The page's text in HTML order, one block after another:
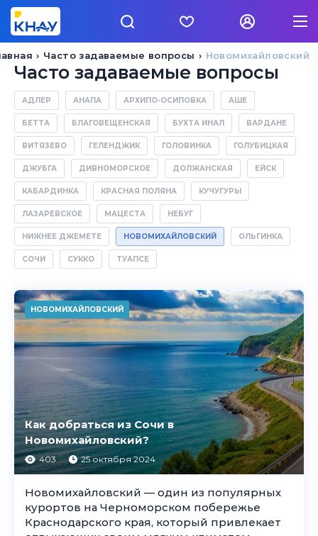
Новомихайловский
Часто задаваемые вопросы
Часто задаваемые вопросы
АДЛЕР АНАПА АРХИПО-ОСИПОВКА АШЕ
БЕТТА БЛАГОВЕЩЕНСКАЯ БУХТА ИНАЛ ВАРДАНЕ
ВИТЯЗЕВО ГЕЛЕНДЖИК ГОЛОВИНКА ГОЛУБИЦКАЯ
ДЖУБГА ДИВНОМОРСКОЕ ДОЛЖАНСКАЯ ЕЙСК
КАБАРДИНКА КРАСНАЯ ПОЛЯНА КУЧУГУРЫ
ЛАЗАРЕВСКОЕ МАЦЕСТА НЕБУГ
НИЖНЕЕ ДЖЕМЕТЕ НОВОМИХАЙЛОВСКИЙ ОЛЬГИНКА
СОЧИ СУККО ТУАПСЕ
НОВОМИХАЙЛОВСКИЙ
Как добраться из Сочи в
Новомихайловский?
403 25 октября 2024
Новомихайловский — один из популярных
курортов на Черноморском побережье
Краснодарского края, который привлекает